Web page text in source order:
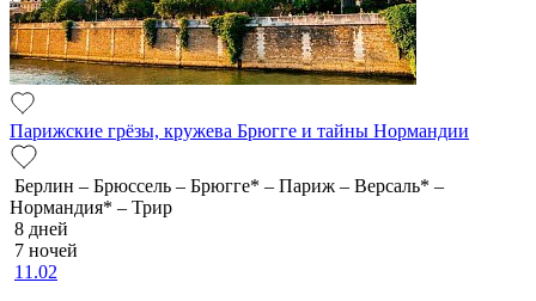
Парижские грёзы, кружева Брюгге и тайны Нормандии
Берлин – Брюссель – Брюгге* – Париж – Версаль* –
Нормандия* – Трир
8 дней
7 ночей
11.02